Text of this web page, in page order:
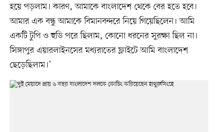
হয়ে পড়লাম। কারণ, আমাকে বাংলাদেশ থেকে বের হতে হবে।
আমার এক বন্ধু আমাকে বিমানবন্দরে নিয়ে গিয়েছিলেন। আমি
একটি টুপি ও হুডি পরে ছিলাম, কোনো ধরনের সুরক্ষা ছিল না।
সিঙ্গাপুর এয়ারলাইনসের মধ্যরাতের ফ্লাইটে আমি বাংলাদেশ
ছেড়েছিলাম।’